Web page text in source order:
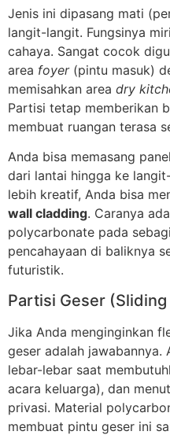
Jenis ini dipasang mati
langit-langit. Fungsinya
cahaya. Sangat cocok
area foyer(pintu masuk)
memisahkan area dry
Partisi tetap memberikan
membuat ruangan terasa
Anda bisa memasang
dari lantai hingga ke
lebih kreatif, Anda bisa
wall cladding. Caranya
polycarbonate pada
pencahayaan di baliknya
futuristik.
Partisi Geser
Jika Anda menginginkan
geser adalah jawabannya.
lebar-lebar saat
acara keluarga), dan
privasi. Material
membuat pintu geser ini